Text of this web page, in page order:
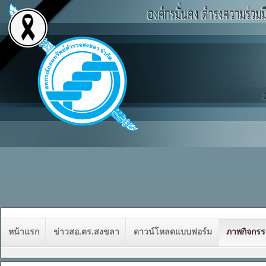
หน้าแรก ข่าวสอ.ตร.สงขลา ดาวน์โหลดแบบฟอร์ม ภาพกิจกร